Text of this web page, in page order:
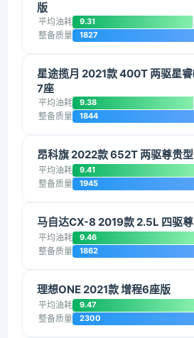
版
平均油耗 9.31
整备质量 1827
星途揽月 2021款 400T 两驱星
7座
平均油耗 9.38
整备质量 1844
昂科旗 2022款 652T 两驱尊贵
平均油耗 9.41
整备质量 1945
马自达CX-8 2019款 2.5L 四驱
平均油耗 9.46
整备质量 1862
理想ONE 2021款 增程6座版
平均油耗 9.47
整备质量 2300